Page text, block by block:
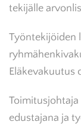
tekijälle
Työntekijöiden
Eläkevakuutus
edustajana ja